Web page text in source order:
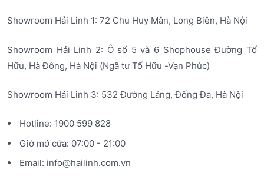
Showroom Hải Linh 1: 72 Chu Huy Mân, Long Biên, Hà Nội
Showroom Hải Linh 2: Ô số 5 và 6 Shophouse Đường Tố
Hữu, Hà Đông, Hà Nội (Ngã tư Tố Hữu -Vạn Phúc)
Showroom Hải Linh 3: 532 Đường Láng, Đống Đa, Hà Nội
Hotline: 1900 599 828
Giờ mở cửa: 07:00 - 21:00
Email: info@hailinh.com.vn